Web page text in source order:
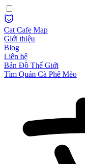
Cat Cafe Map
Giới thiệu
Blog
Liên hệ
Bản Đồ Thế Giới
Tìm Quán Cà Phê Mèo